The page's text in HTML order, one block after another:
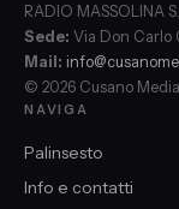
RADIO MASSOLINA
Sede: Via Don Carlo
Mail:
© 2026 Cusano
NAVIGA
Palinsesto
Info e contatti